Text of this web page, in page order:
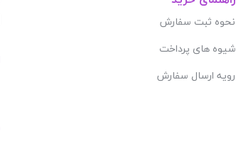
نحوه ثبت سفارش
شیوه های پرداخت
رویه ارسال سفارش